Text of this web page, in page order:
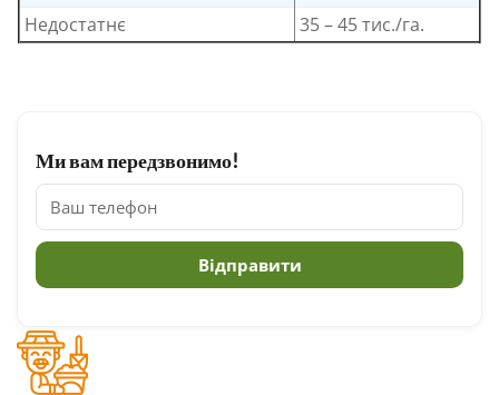
Недостатнє
35 – 45 тис./га.
Ми вам передзвонимо!